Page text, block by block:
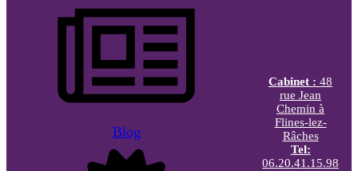
Blog
Cabinet : 48
rue Jean
Chemin à
Flines-lez-
Râches
Tel:
06.20.41.15.98